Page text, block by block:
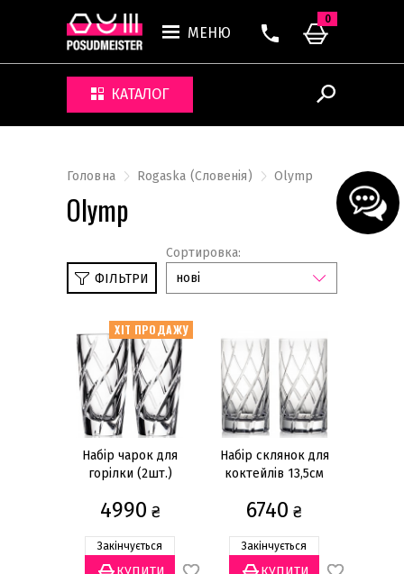
МЕНЮ
КАТАЛОГ
0
Головна Rogaska (Словенія) Olymp
Olymp
Сортировка:
нові
ФІЛЬТРИ
Venere
Royal
Olymp
90 Degrees
Armonia
Aulide
Aulide Gold
Aulide Platino
Aurea
ХІТ ПРОДАЖУ
Набір чарок для
горілки (2шт.)
4990 ₴
Закінчується
Набір склянок для
коктейлів 13,5см
6740 ₴
Закінчується